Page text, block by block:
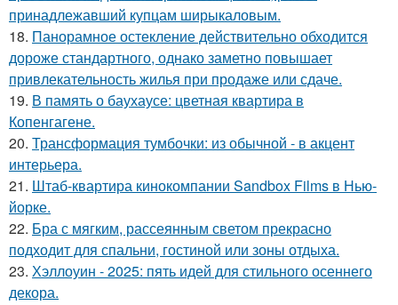
принадлежавший купцам ширыкаловым.
18. Панорамное остекление действительно обходится
дороже стандартного, однако заметно повышает
привлекательность жилья при продаже или сдаче.
19. В память о баухаусе: цветная квартира в
Копенгагене.
20. Трансформация тумбочки: из обычной - в акцент
интерьера.
21. Штаб-квартира кинокомпании Sandbox Films в Нью-
йорке.
22. Бра с мягким, рассеянным светом прекрасно
подходит для спальни, гостиной или зоны отдыха.
23. Хэллоуин - 2025: пять идей для стильного осеннего
декора.